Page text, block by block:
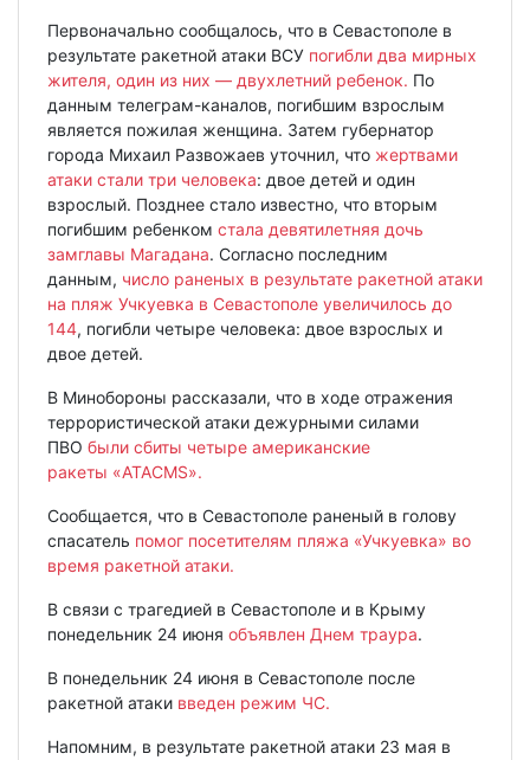
Первоначально сообщалось, что в Севастополе в
результате ракетной атаки ВСУ погибли два мирных
жителя, один из них — двухлетний ребенок. По
данным телеграм-каналов, погибшим взрослым
является пожилая женщина. Затем губернатор
города Михаил Развожаев уточнил, что жертвами
атаки стали три человека: двое детей и один
взрослый. Позднее стало известно, что вторым
погибшим ребенком стала девятилетняя дочь
замглавы Магадана. Согласно последним
данным, число раненых в результате ракетной атаки
на пляж Учкуевка в Севастополе увеличилось до
144, погибли четыре человека: двое взрослых и
двое детей.
В Минобороны рассказали, что в ходе отражения
террористической атаки дежурными силами
ПВО были сбиты четыре американские
ракеты «ATACMS».
Сообщается, что в Севастополе раненый в голову
спасатель помог посетителям пляжа «Учкуевка» во
время ракетной атаки.
В связи с трагедией в Севастополе и в Крыму
понедельник 24 июня объявлен Днем траура.
В понедельник 24 июня в Севастополе после
ракетной атаки введен режим ЧС.
Напомним, в результате ракетной атаки 23 мая в